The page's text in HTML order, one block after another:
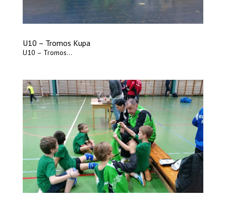
U10 – Tromos Kupa
U10 – Tromos...